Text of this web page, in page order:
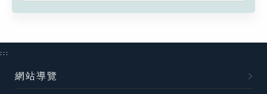
:::
網站導覽